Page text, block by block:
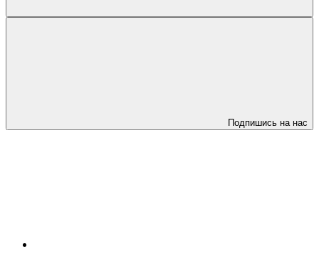
Подпишись на нас